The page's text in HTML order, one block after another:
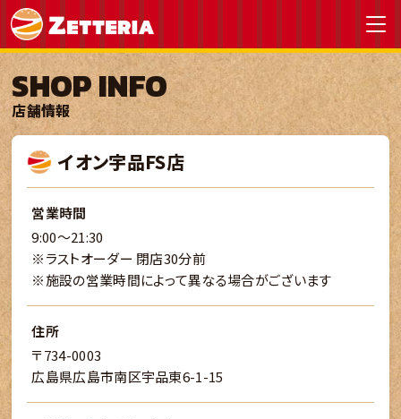
SHOP INFO
店舗情報
イオン宇品FS店
営業時間
9:00～21:30
※ラストオーダー 閉店30分前
※施設の営業時間によって異なる場合がございます
住所
〒734-0003
広島県広島市南区宇品東6-1-15